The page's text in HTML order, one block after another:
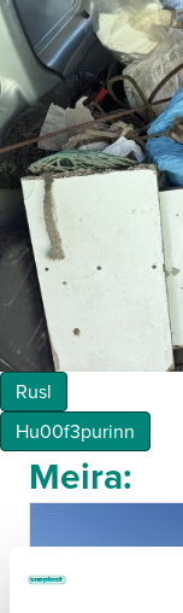
Rusl
Hu00f3purinn
Meira: